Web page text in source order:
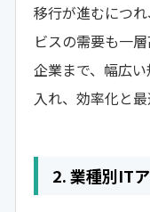
移行が進むにつ
ビスの需要も一
企業まで、幅広
入れ、効率化と
2. 業種別IT